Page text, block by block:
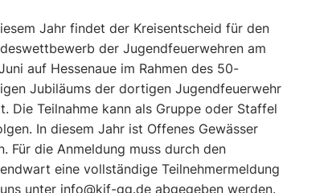
Jahr findet der Kreisentscheid für den
der Jugendfeuerwehren am
auf Hessenaue im Rahmen des 50-
Jubiläums der dortigen Jugendfeuerwehr
Die Teilnahme kann als Gruppe oder Staffel
In diesem Jahr ist Offenes Gewässer
Für die Anmeldung muss durch den
eine vollständige Teilnehmermeldung
unter info@kjf-gg.de abgegeben werden.